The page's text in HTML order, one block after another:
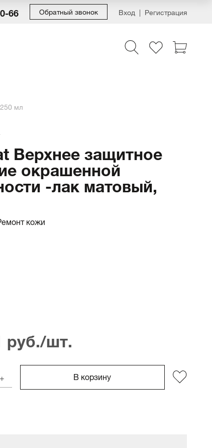
66 Обратный звонок Вход Регистрация
мл
Верхнее защитное
окрашенной
-лак матовый,
кожи
руб./шт.
+ В корзину